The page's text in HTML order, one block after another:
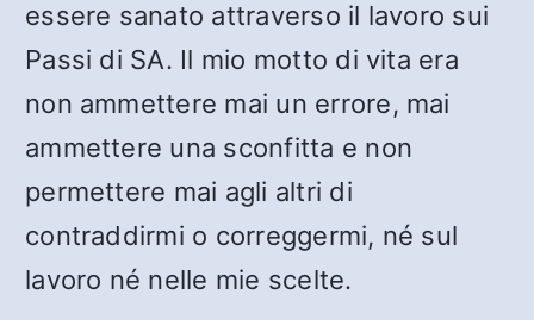
essere sanato attraverso il lavoro sui
Passi di SA. Il mio motto di vita era
non ammettere mai un errore, mai
ammettere una sconfitta e non
permettere mai agli altri di
contraddirmi o correggermi, né sul
lavoro né nelle mie scelte.